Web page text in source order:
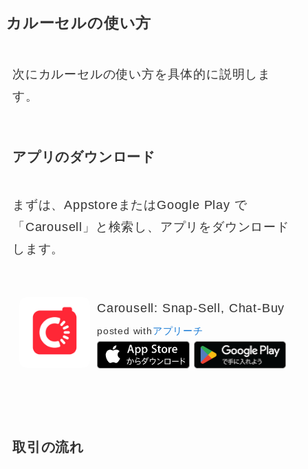
カルーセルの使い方
次にカルーセルの使い方を具体的に説明しま
す。
アプリのダウンロード
まずは、AppstoreまたはGoogle Play で
「Carousell」
と検索し、アプリをダウンロード
します。
Carousell: Snap-Sell, Chat-Buy
posted withアプリーチ
取引の流れ